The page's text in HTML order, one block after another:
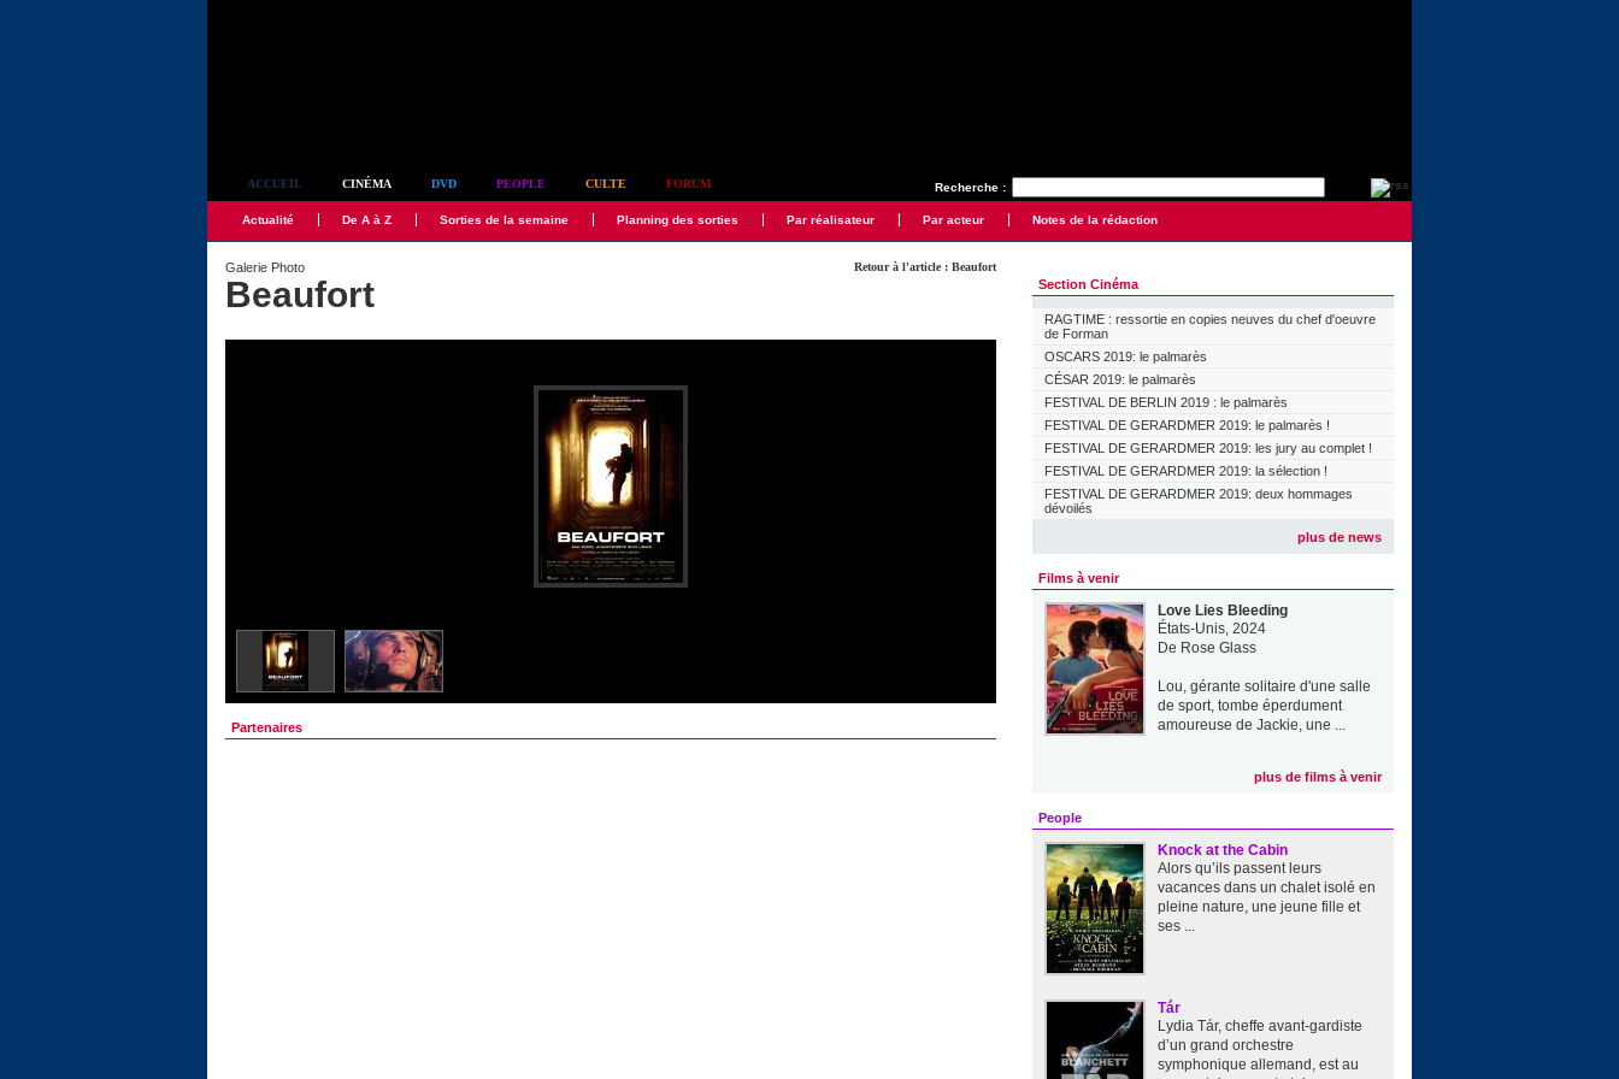
Recherche :
ACCUEIL CINÉMA DVD PEOPLE CULTE FORUM
Actualité De A à Z Sorties de la semaine Planning des sorties Par réalisateur Par acteur Notes de la rédaction
Retour à l'article : Beaufort
Galerie Photo
Beaufort
Partenaires
Section Cinéma
RAGTIME : ressortie en copies neuves du chef d'oeuvre
de Forman
OSCARS 2019: le palmarès
CÉSAR 2019: le palmarès
FESTIVAL DE BERLIN 2019 : le palmarès
FESTIVAL DE GERARDMER 2019: le palmarès !
FESTIVAL DE GERARDMER 2019: les jury au complet !
FESTIVAL DE GERARDMER 2019: la sélection !
FESTIVAL DE GERARDMER 2019: deux hommages
dévoilés
plus de news
Films à venir
Love Lies Bleeding
États-Unis, 2024
De Rose Glass
Lou, gérante solitaire d'une salle
de sport, tombe éperdument
amoureuse de Jackie, une ...
plus de films à venir
People
Knock at the Cabin
Alors qu’ils passent leurs
vacances dans un chalet isolé en
pleine nature, une jeune fille et
ses ...
Tár
Lydia Tár, cheffe avant-gardiste
d’un grand orchestre
symphonique allemand, est au